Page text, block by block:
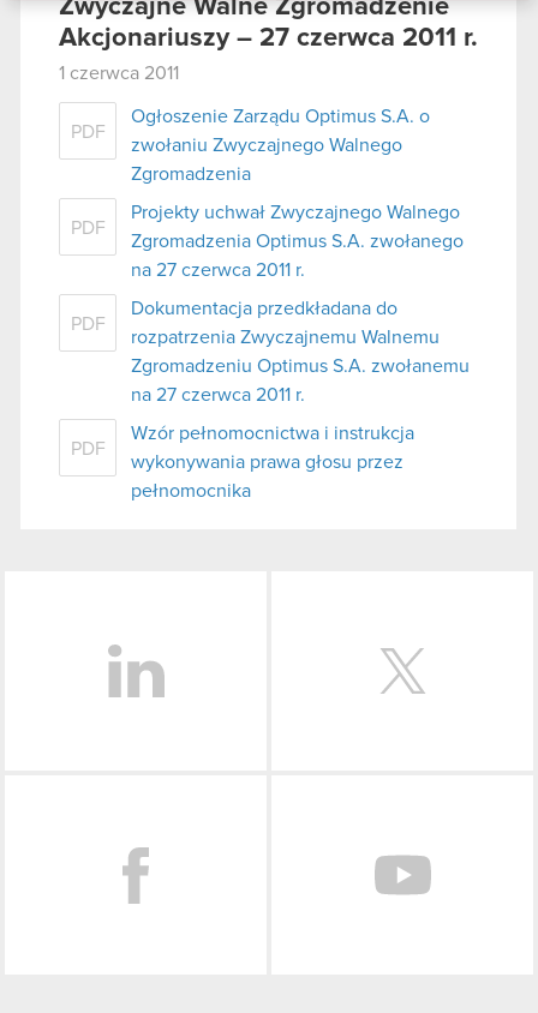
podczas korzystania z ich usług. Kontynuując
Zwyczajne Walne Zgromadzenie
Akcjonariuszy – 27 czerwca 2011 r.
1 czerwca 2011
PDF
Ogłoszenie Zarządu Optimus S.A. o
zwołaniu Zwyczajnego Walnego
Zgromadzenia
PDF
Projekty uchwał Zwyczajnego Walnego
Zgromadzenia Optimus S.A. zwołanego
na 27 czerwca 2011 r.
PDF
Dokumentacja przedkładana do
rozpatrzenia Zwyczajnemu Walnemu
Zgromadzeniu Optimus S.A. zwołanemu
na 27 czerwca 2011 r.
PDF
Wzór pełnomocnictwa i instrukcja
wykonywania prawa głosu przez
pełnomocnika